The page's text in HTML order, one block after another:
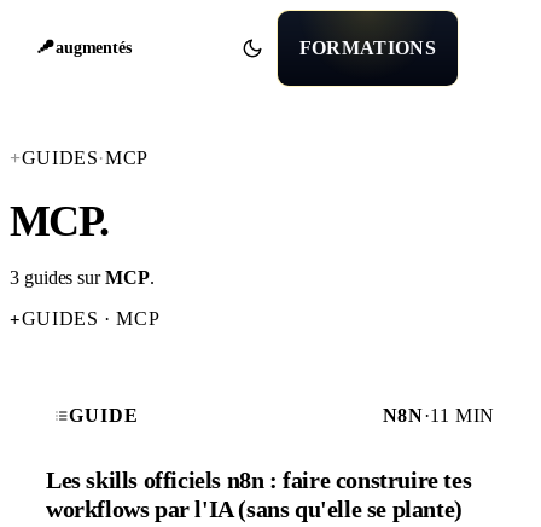
augmentés FORMATIONS
+GUIDES·MCP
MCP.
3 guides surMCP.
+GUIDES · MCP
GUIDE N8N·11 MIN
Les skills officiels n8n : faire construire tes
workflows par l'IA (sans qu'elle se plante)